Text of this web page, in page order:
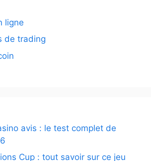
ligne
de trading
avis : le test complet de
Cup : tout savoir sur ce jeu